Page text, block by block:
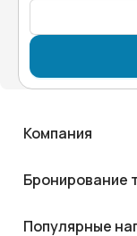
Компания
Бронирование
Популярные